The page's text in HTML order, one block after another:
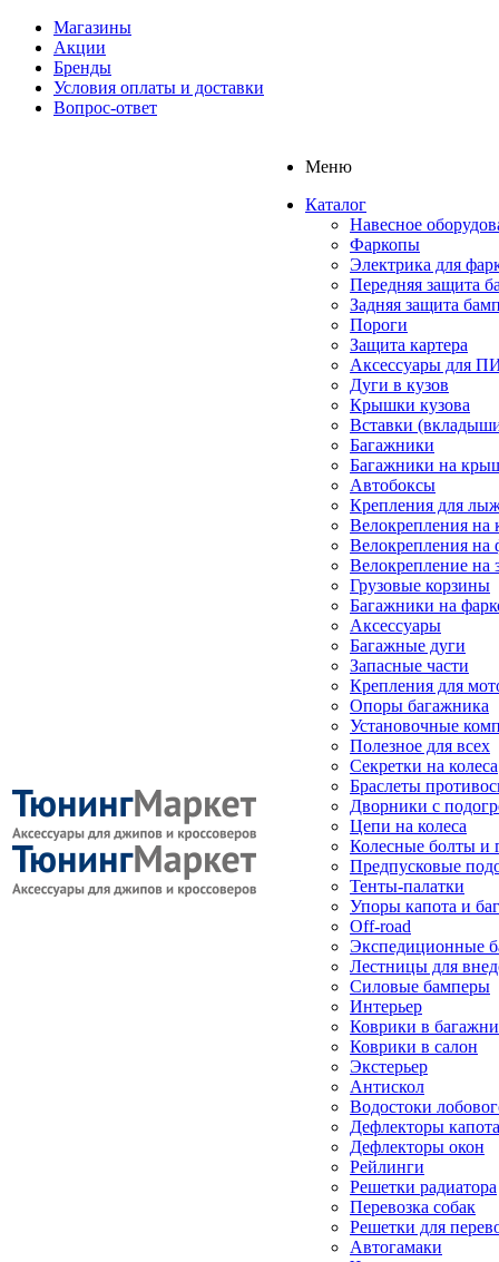
Магазины
Акции
Бренды
Условия оплаты и доставки
Вопрос-ответ
Меню
Каталог
Навесное
Фаркопы
Электрика для
Передняя защита
Задняя защита
Пороги
Защита картера
Аксессуары для
Дуги в кузов
Крышки кузова
Вставки
Багажники
Багажники на
Автобоксы
Крепления для
Велокрепления
Велокрепления на
Велокрепление на
Грузовые корзины
Багажники на
Аксессуары
Багажные дуги
Запасные части
Крепления для
Опоры багажника
Установочные
Полезное для всех
Секретки на колеса
Браслеты
Дворники с
Цепи на колеса
Колесные болты и
Предпусковые
Тенты-палатки
Упоры капота и
Off-road
Экспедиционные
Лестницы для
Силовые бамперы
Интерьер
Коврики в
Коврики в салон
Экстерьер
Антискол
Водостоки
Дефлекторы капота
Дефлекторы окон
Рейлинги
Решетки радиатора
Перевозка собак
Решетки для
Автогамаки